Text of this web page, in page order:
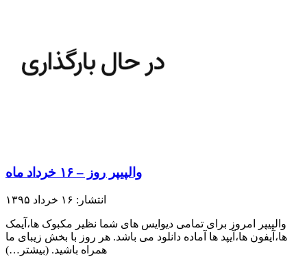
والپیپر روز – ۱۶ خرداد ماه
انتشار: ۱۶ خرداد ۱۳۹۵
والپیپر امروز برای تمامی دیوایس های شما نظیر مکبوک ها،آیمک
ها،آیفون ها،آیپد ها آماده دانلود می باشد. هر روز با بخش زیبای ما
همراه باشید.​ (بیشتر…)